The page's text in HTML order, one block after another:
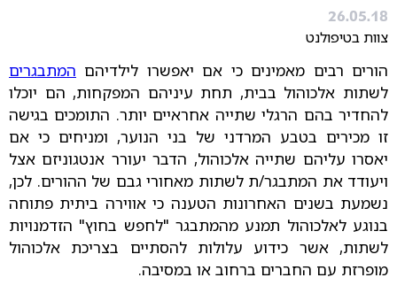
26.05.18
צוות בטיפולנט
הורים רבים מאמינים כי אם יאפשרו לילדיהם המתבגרים
לשתות אלכוהול בבית, תחת עיניהם המפקחות, הם יוכלו
להחדיר בהם הרגלי שתייה אחראיים יותר. התומכים בגישה
זו מכירים בטבע המרדני של בני הנוער, ומניחים כי אם
יאסרו עליהם שתייה אלכוהול, הדבר יעורר אנטגוניזם אצל
ויעודד את המתבגר/ת לשתות מאחורי גבם של ההורים. לכן,
נשמעת בשנים האחרונות הטענה כי אווירה ביתית פתוחה
בנוגע לאלכוהול תמנע מהמתבגר "לחפש בחוץ" הזדמנויות
לשתות, אשר כידוע עלולות להסתיים בצריכת אלכוהול
מופרזת עם החברים ברחוב או במסיבה.